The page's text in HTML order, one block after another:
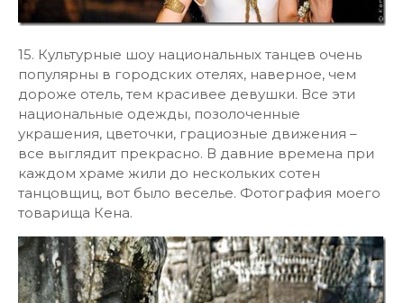
15. Культурные шоу национальных танцев очень
популярны в городских отелях, наверное, чем
дороже отель, тем красивее девушки. Все эти
национальные одежды, позолоченные
украшения, цветочки, грациозные движения –
все выглядит прекрасно. В давние времена при
каждом храме жили до нескольких сотен
танцовщиц, вот было веселье. Фотография моего
товарища Кена.